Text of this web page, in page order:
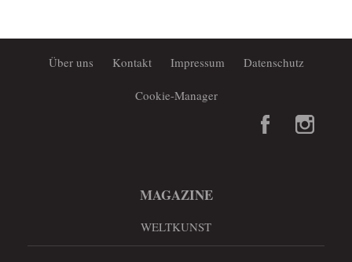
Über uns Kontakt Impressum Datenschutz
Cookie-Manager
MAGAZINE
WELTKUNST